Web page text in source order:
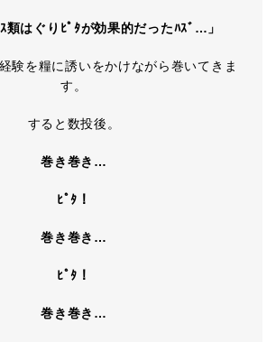
ｽ類はぐりﾋﾟﾀが効果的だったﾊｽﾞ…」
験を糧に誘いをかけながら巻いてきま
す。
すると数投後。
巻き巻き…
ﾋﾟﾀ！
巻き巻き…
ﾋﾟﾀ！
巻き巻き…